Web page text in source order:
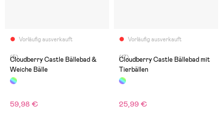
Vorläufig ausverkauft
(5)
Cloudberry Castle Bällebad &
Weiche Bälle
59,98 €
Vorläufig ausverkauft
(17)
Cloudberry Castle Bällebad mit
Tierbällen
25,99 €